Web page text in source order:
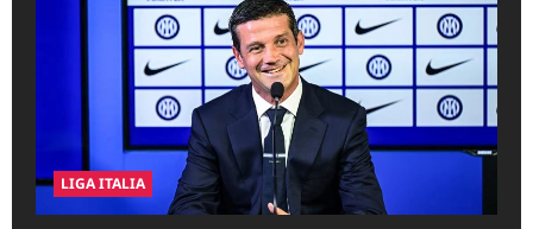
LIGA ITALIA